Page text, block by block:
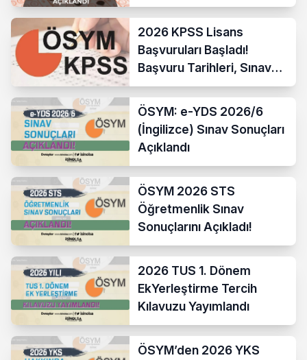
2026 KPSS Lisans
Başvuruları Başladı!
Başvuru Tarihleri, Sınav
Takvimi ve Tüm Detaylar
ÖSYM: e-YDS 2026/6
(İngilizce) Sınav Sonuçları
Açıklandı
ÖSYM 2026 STS
Öğretmenlik Sınav
Sonuçlarını Açıkladı!
2026 TUS 1. Dönem
EkYerleştirme Tercih
Kılavuzu Yayımlandı
ÖSYM’den 2026 YKS